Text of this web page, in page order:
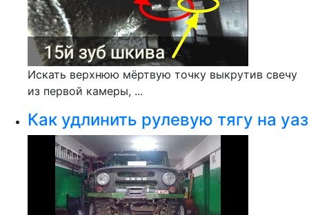
Искать верхнюю мёртвую точку выкрутив свечу
из первой камеры, ...
Как удлинить рулевую тягу на уаз